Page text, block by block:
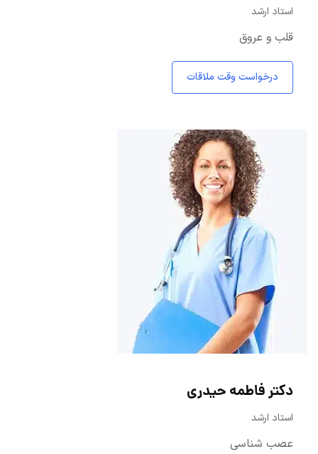
دکتر فاطمه حیدری
استاد ارشد
عصب شناسی
استاد ارشد
قلب و عروق
درخواست وقت ملاقات